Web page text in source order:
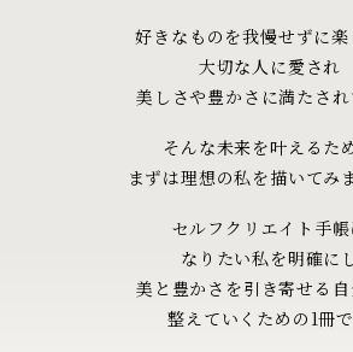
好きなものを我慢せずに楽
大切な人に愛され
美しさや豊かさに満たされ
そんな未来を叶えるた
まずは理想の私を描いてみ
セルフクリエイト 手
なりたい私を明確に
美と豊かさを引き寄せる自
整えていくための1冊